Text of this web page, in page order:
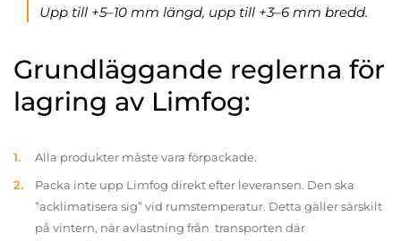
Upp till +5–10 mm längd, upp till +3–6 mm bredd.
Grundläggande reglerna för
lagring av Limfog:
Alla produkter måste vara förpackade.
Packa inte upp Limfog direkt efter leveransen. Den ska
”acklimatisera sig” vid rumstemperatur. Detta gäller särskilt
på vintern, när avlastning från transporten där